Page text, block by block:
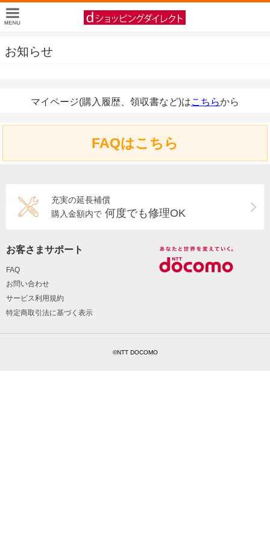
お知らせ
マイページ(購入履歴、領収書など)はこちらから
FAQはこちら
充実の延長補償
購入金額内で 何度でも修理OK
お客さまサポート
FAQ
お問い合わせ
サービス利用規約
特定商取引法に基づく表示
©NTT DOCOMO